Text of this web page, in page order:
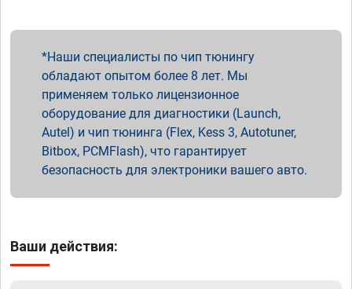
Наши специалисты по чип тюнингу
обладают опытом более 8 лет. Мы
применяем только лицензионное
оборудование для диагностики (Launch,
Autel) и чип тюнинга (Flex, Kess 3, Autotuner,
Bitbox, PCMFlash), что гарантирует
безопасность для электроники вашего авто.
Ваши действия: